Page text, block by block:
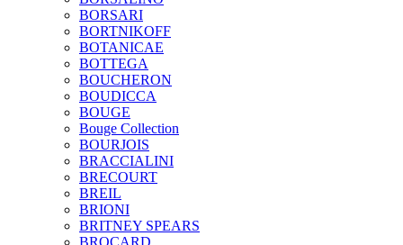
BORSARI
BORTNIKOFF
BOTANICAE
BOTTEGA
BOUCHERON
BOUDICCA
BOUGE
Bouge Collection
BOURJOIS
BRACCIALINI
BRECOURT
BREIL
BRIONI
BRITNEY SPEARS
BROCARD